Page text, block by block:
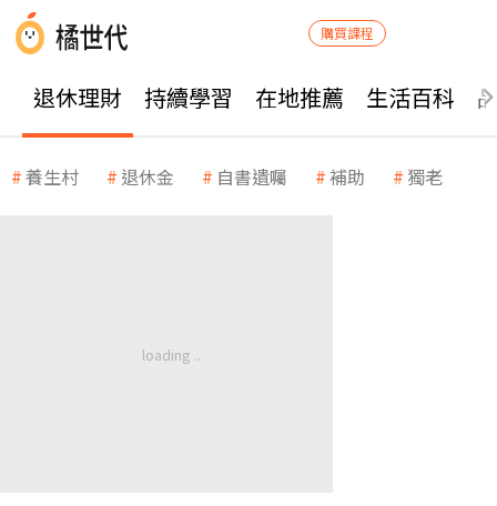
購買課程
退休理財 持續學習 在地推薦 生活百科
養生村 退休金 自書遺囑 補助 獨老